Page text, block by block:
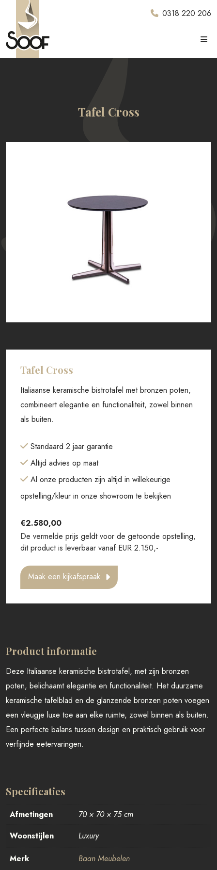
0318 220 206
Tafel Cross
Tafel Cross
Italiaanse keramische bistrotafel met bronzen poten,
combineert elegantie en functionaliteit, zowel binnen
als buiten.
Standaard 2 jaar garantie
Altijd advies op maat
Al onze producten zijn altijd in willekeurige
opstelling/kleur in onze showroom te bekijken
€2.580,00
De vermelde prijs geldt voor de getoonde opstelling,
dit product is leverbaar vanaf EUR 2.150,-
Maak een kijkafspraak
Product informatie
Deze Italiaanse keramische bistrotafel, met zijn bronzen
poten, belichaamt elegantie en functionaliteit. Het duurzame
keramische tafelblad en de glanzende bronzen poten voegen
een vleugje luxe toe aan elke ruimte, zowel binnen als buiten.
Een perfecte balans tussen design en praktisch gebruik voor
verfijnde eetervaringen.
Specificaties
Afmetingen
70 × 70 × 75 cm
Woonstijlen
Luxury
Merk Baan Meubelen